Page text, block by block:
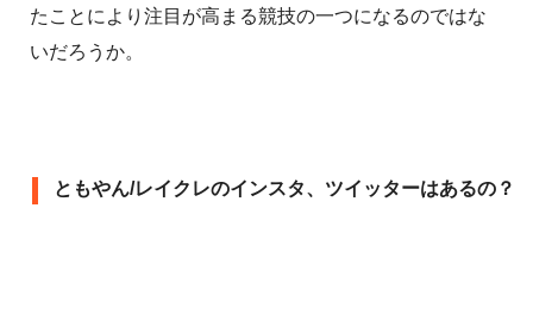
たことにより注目が高まる競技の一つになるのではな
いだろうか。
ともやん/レイクレのインスタ、ツイッターはあるの？